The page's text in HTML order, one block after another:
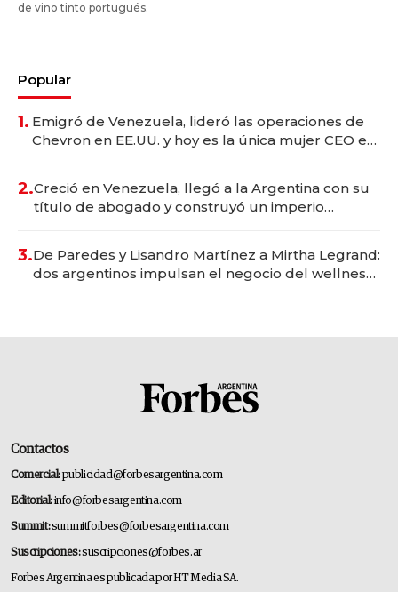
de vino tinto portugués.
Popular
1. Emigró de Venezuela, lideró las operaciones de
Chevron en EE.UU. y hoy es la única mujer CEO en
2.Creció en Venezuela, llegó a la Argentina con su
título de abogado y construyó un imperio
3.De Paredes y Lisandro Martínez a Mirtha Legrand:
dos argentinos impulsan el negocio del wellness
Contactos
Comercial:publicidad@forbesargentina.com
Editorial:info@forbesargentina.com
Summit:summitforbes@forbesargentina.com
Suscripciones:suscripciones@forbes.ar
Forbes Argentina es publicada por HT Media SA.